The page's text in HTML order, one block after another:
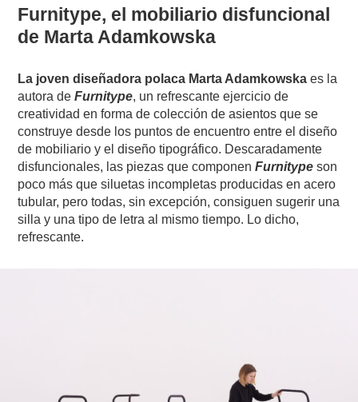
Furnitype, el mobiliario disfuncional
de Marta Adamkowska
La joven diseñadora polaca Marta Adamkowska es la
autora deFurnitype, un refrescante ejercicio de
creatividad en forma de colección de asientos que se
construye desde los puntos de encuentro entre el diseño
de mobiliario y el diseño tipográfico. Descaradamente
disfuncionales, las piezas que componenFurnitype son
poco más que siluetas incompletas producidas en acero
tubular, pero todas, sin excepción, consiguen sugerir una
silla y una tipo de letra al mismo tiempo. Lo dicho,
refrescante.